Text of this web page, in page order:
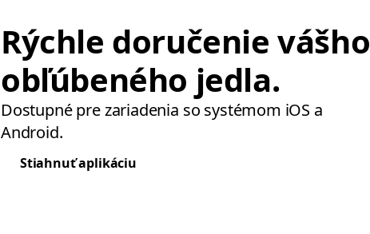
Rýchle doručenie vášho
obľúbeného jedla.
Dostupné pre zariadenia so systémom iOS a
Android.
Stiahnuť aplikáciu